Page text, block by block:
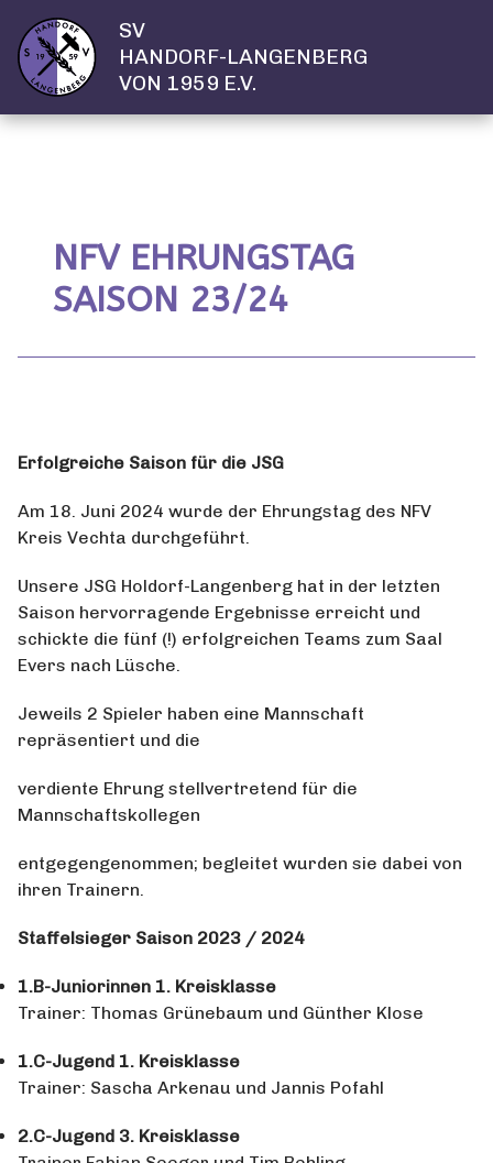
SV
HANDORF-LANGENBERG
VON 1959 E.V.
NFV EHRUNGSTAG
SAISON 23/24
Erfolgreiche Saison für die JSG
Am 18. Juni 2024 wurde der Ehrungstag des NFV
Kreis Vechta durchgeführt.
Unsere JSG Holdorf-Langenberg hat in der letzten
Saison hervorragende Ergebnisse erreicht und
schickte die fünf (!) erfolgreichen Teams zum Saal
Evers nach Lüsche.
Jeweils 2 Spieler haben eine Mannschaft
repräsentiert und die
verdiente Ehrung stellvertretend für die
Mannschaftskollegen
entgegengenommen; begleitet wurden sie dabei von
ihren Trainern.
Staffelsieger Saison 2023 / 2024
1.B-Juniorinnen 1. Kreisklasse
Trainer: Thomas Grünebaum und Günther Klose
1.C-Jugend 1. Kreisklasse
Trainer: Sascha Arkenau und Jannis Pofahl
2.C-Jugend 3. Kreisklasse